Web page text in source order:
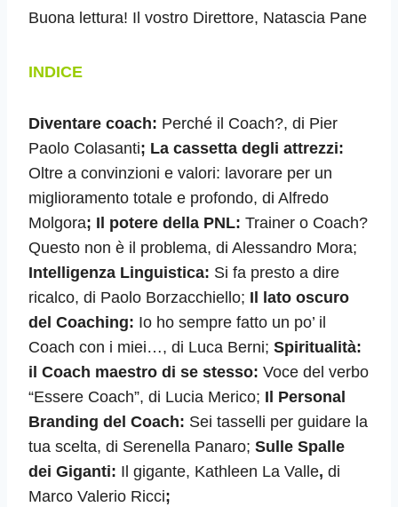
Buona lettura! Il vostro Direttore, Natascia Pane
INDICE
Diventare coach: Perché il Coach?, di Pier
Paolo Colasanti; La cassetta degli attrezzi:
Oltre a convinzioni e valori: lavorare per un
miglioramento totale e profondo, di Alfredo
Molgora; Il potere della PNL: Trainer o Coach?
Questo non è il problema, di Alessandro Mora;
Intelligenza Linguistica: Si fa presto a dire
ricalco, di Paolo Borzacchiello; Il lato oscuro
del Coaching: Io ho sempre fatto un po’ il
Coach con i miei…, di Luca Berni; Spiritualità:
il Coach maestro di se stesso: Voce del verbo
“Essere Coach”, di Lucia Merico; Il Personal
Branding del Coach: Sei tasselli per guidare la
tua scelta, di Serenella Panaro; Sulle Spalle
dei Giganti: Il gigante, Kathleen La Valle, di
Marco Valerio Ricci;